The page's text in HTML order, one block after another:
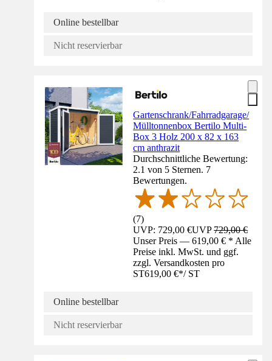
Online bestellbar
Nicht reservierbar
Gartenschrank/Fahrradgarage/
Mülltonnenbox Bertilo Multi-
Box 3 Holz 200 x 82 x 163
cm anthrazit
Durchschnittliche Bewertung:
2.1 von 5 Sternen. 7
Bewertungen.
(7)
UVP: 729,00 €UVP729,00 €
Unser Preis — 619,00 € * Alle
Preise inkl. MwSt. und ggf.
zzgl. Versandkosten pro
ST619,00 €*/ ST
Online bestellbar
Nicht reservierbar